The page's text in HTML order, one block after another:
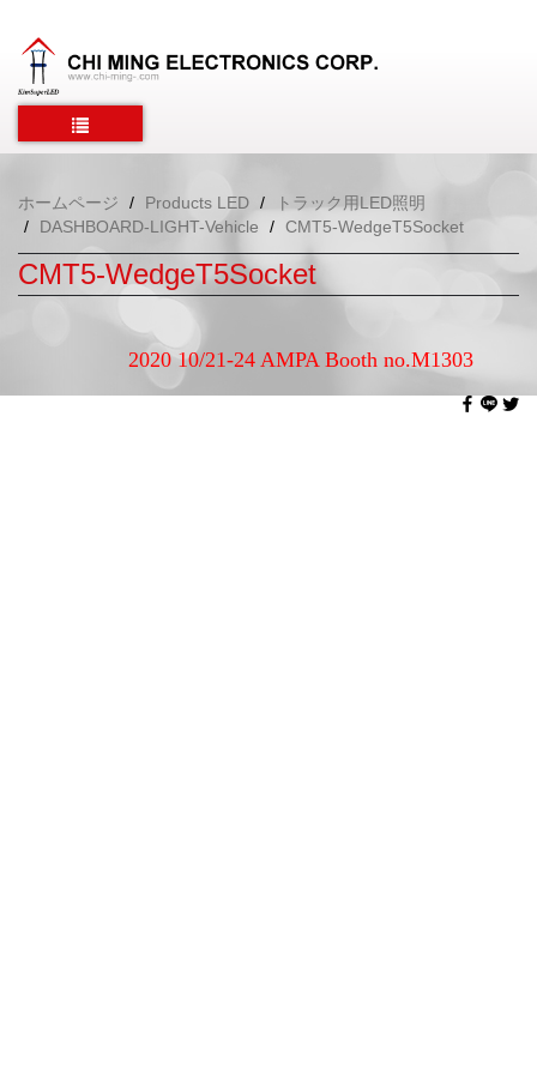
ホームページ Products LED
トラック用LED照明
DASHBOARD-LIGHT-Vehicle
CMT5-WedgeT5Socket
CMT5-WedgeT5Socket
2020 10/21-24 AMPA Booth no.M1303